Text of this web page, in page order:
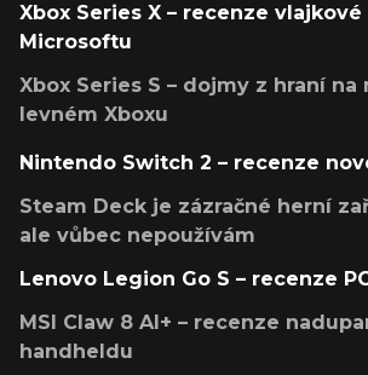
Xbox Series X – recenze
Microsoftu
Xbox Series S – dojmy z hraní na
levném Xboxu
Nintendo Switch 2 – recenze
Steam Deck je zázračné herní
ale vůbec nepoužívám
Lenovo Legion Go S – recenze
MSI Claw 8 AI+ – recenze
handheldu